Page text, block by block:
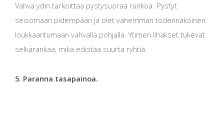
Vahva ydin tarkoittaa pystysuoraa runkoa. Pystyt
seisomaan pidempään ja olet vähemmän todennäköinen
loukkaantumaan vahvalla pohjalla. Ytimen lihakset tukevat
selkärankaa, mikä edistää suurta ryhtiä.
5. Paranna tasapainoa.